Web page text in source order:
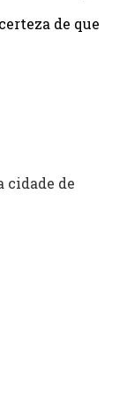
de que
cidade de